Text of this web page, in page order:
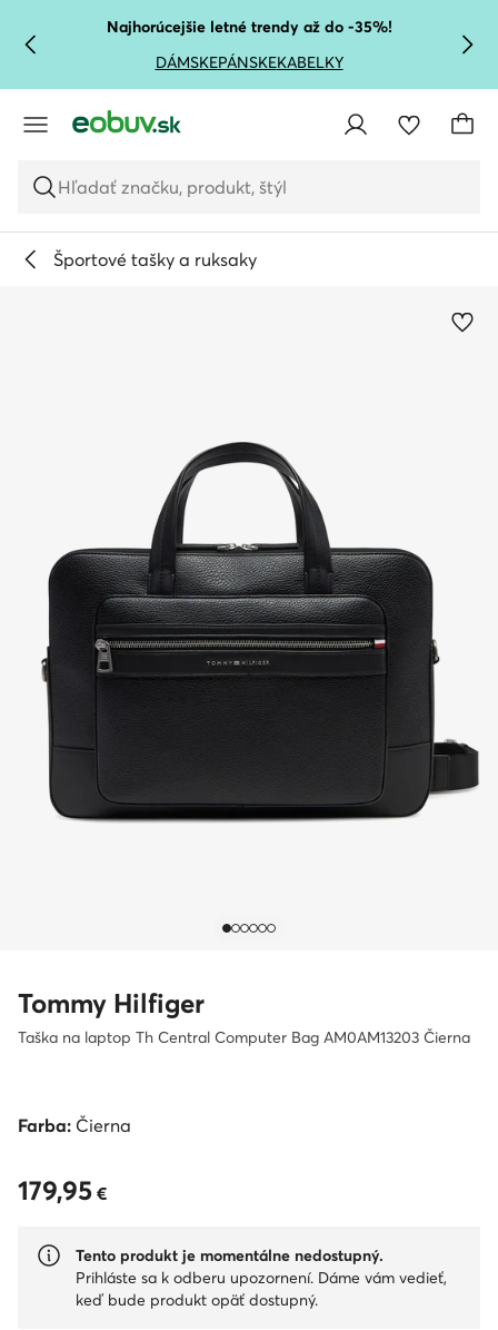
PREJSŤ NA HLAVNÝ OBSAH
PREJSŤ NA VYHĽADÁVANIE
Najhorúcejšie letné trendy až do -35%!
DÁMSKEPÁNSKEKABELKY
Hľadať značku, produkt, štýl
Športové tašky a ruksaky
Tommy Hilfiger
Taška na laptop Th Central Computer Bag AM0AM13203 Čierna
Farba: Čierna
179,95 €
179,95 €
Tento produkt je momentálne nedostupný.
Prihláste sa k odberu upozornení. Dáme vám vedieť,
keď bude produkt opäť dostupný.